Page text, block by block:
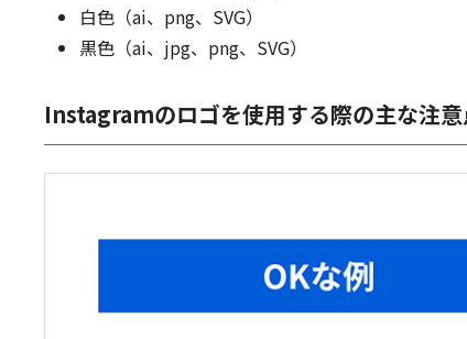
白色（ai、png、SVG）
黒色（ai、jpg、png、SVG）
Instagramのロゴを使用する際の主な注意